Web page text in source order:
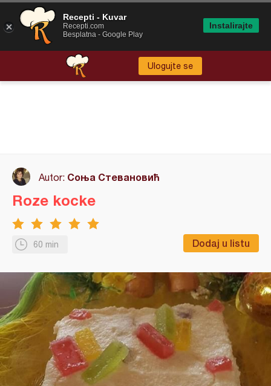
Ulogujte se
Autor: Соња Стевановић
60 min Dodaj u listu
Roze kocke
Recepti - Kuvar
Recepti.com
Besplatna - Google Play
Instalirajte